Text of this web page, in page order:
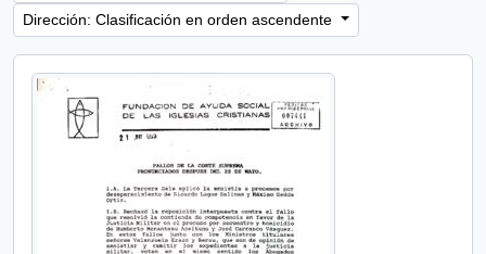
Dirección: Clasificación en orden ascendente